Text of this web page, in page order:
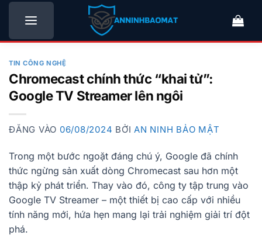
Bỏ
nội
TIN CÔNG NGHỆ
Chromecast chính thức “khai tử”:
Google TV Streamer lên ngôi
ĐĂNG VÀO 06/08/2024 BỞI AN NINH BẢO MẬT
Trong một bước ngoặt đáng chú ý, Google đã chính
thức ngừng sản xuất dòng Chromecast sau hơn một
thập kỷ phát triển. Thay vào đó, công ty tập trung vào
Google TV Streamer – một thiết bị cao cấp với nhiều
tính năng mới, hứa hẹn mang lại trải nghiệm giải trí đột
phá.